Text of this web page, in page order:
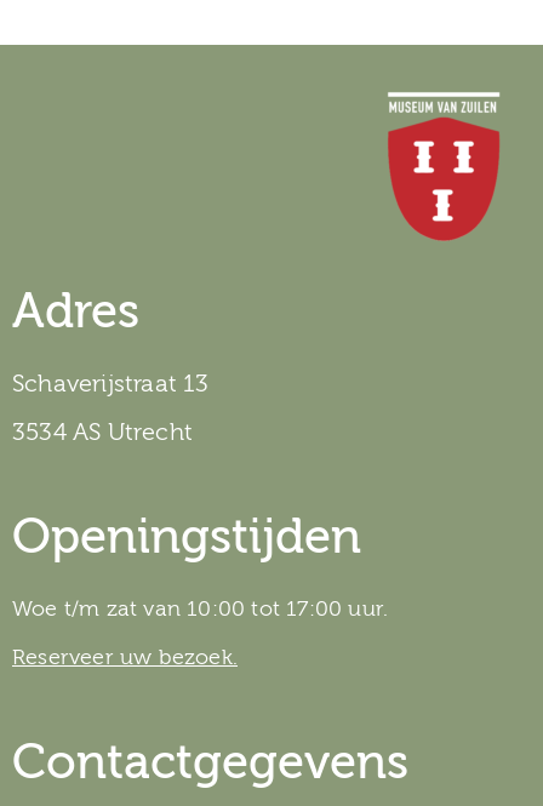
Adres
Schaverijstraat 13
3534 AS Utrecht
Openingstijden
Woe t/m zat van 10:00 tot 17:00 uur.
Reserveer uw bezoek.
Contactgegevens